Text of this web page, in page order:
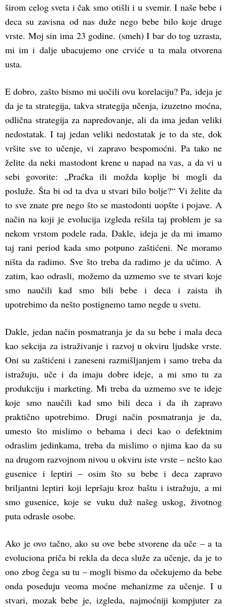
širom celog sveta i čak smo otišli i u svemir. I naše bebe i
deca su zavisna od nas duže nego bebe bilo koje druge
vrste. Moj sin ima 23 godine. (smeh) I bar do tog uzrasta,
mi im i dalje ubacujemo one crviće u ta mala otvorena
usta.
E dobro, zašto bismo mi uočili ovu korelaciju? Pa, ideja je
da je ta strategija, takva strategija učenja, izuzetno moćna,
odlična strategija za napredovanje, ali da ima jedan veliki
nedostatak. I taj jedan veliki nedostatak je to da ste, dok
vršite sve to učenje, vi zapravo bespomoćni. Pa tako ne
želite da neki mastodont krene u napad na vas, a da vi u
sebi govorite: „Praćka ili možda koplje bi mogli da
posluže. Šta bi od ta dva u stvari bilo bolje?“ Vi želite da
to sve znate pre nego što se mastodonti uopšte i pojave. A
način na koji je evolucija izgleda rešila taj problem je sa
nekom vrstom podele rada. Dakle, ideja je da mi imamo
taj rani period kada smo potpuno zaštićeni. Ne moramo
ništa da radimo. Sve što treba da radimo je da učimo. A
zatim, kao odrasli, možemo da uzmemo sve te stvari koje
smo naučili kad smo bili bebe i deca i zaista ih
upotrebimo da nešto postignemo tamo negde u svetu.
Dakle, jedan način posmatranja je da su bebe i mala deca
kao sekcija za istraživanje i razvoj u okviru ljudske vrste.
Oni su zaštićeni i zaneseni razmišljanjem i samo treba da
istražuju, uče i da imaju dobre ideje, a mi smo tu za
produkciju i marketing. Mi treba da uzmemo sve te ideje
koje smo naučili kad smo bili deca i da ih zapravo
praktično upotrebimo. Drugi način posmatranja je da,
umesto što mislimo o bebama i deci kao o defektnim
odraslim jedinkama, treba da mislimo o njima kao da su
na drugom razvojnom nivou u okviru iste vrste – nešto kao
gusenice i leptiri – osim što su bebe i deca zapravo
briljantni leptiri koji lepršaju kroz baštu i istražuju, a mi
smo gusenice, koje se vuku duž našeg uskog, životnog
puta odrasle osobe.
Ako je ovo tačno, ako su ove bebe stvorene da uče – a ta
evoluciona priča bi rekla da deca služe za učenje, da je to
ono zbog čega su tu – mogli bismo da očekujemo da bebe
onda poseduju veoma moćne mehanizme za učenje. I u
stvari, mozak bebe je, izgleda, najmoćniji kompjuter za